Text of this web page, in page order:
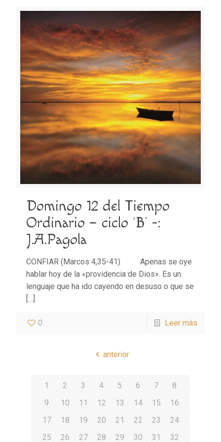
Domingo 12 del Tiempo
Ordinario – ciclo ‘B’ -:
J.A.Pagola
CONFIAR (Marcos 4,35-41) Apenas se oye
hablar hoy de la «providencia de Dios». Es un
lenguaje que ha ido cayendo en desuso o que se
[…]
0 Leer más
anterior
1 2 3 4 5 6 7
8
9
10 11 12 13 14 15
16
17
18 19 20 21 22 23
24
25
26 27 28 29 30 31 32